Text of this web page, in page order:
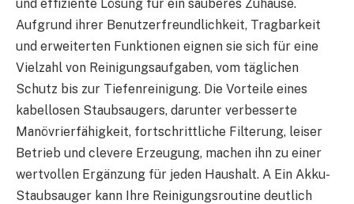
und effiziente Lösung für ein sauberes Zuhause.
Aufgrund ihrer Benutzerfreundlichkeit, Tragbarkeit
und erweiterten Funktionen eignen sie sich für eine
Vielzahl von Reinigungsaufgaben, vom täglichen
Schutz bis zur Tiefenreinigung. Die Vorteile eines
kabellosen Staubsaugers, darunter verbesserte
Manövrierfähigkeit, fortschrittliche Filterung, leiser
Betrieb und clevere Erzeugung, machen ihn zu einer
wertvollen Ergänzung für jeden Haushalt. A Ein Akku-
Staubsauger kann Ihre Reinigungsroutine deutlich